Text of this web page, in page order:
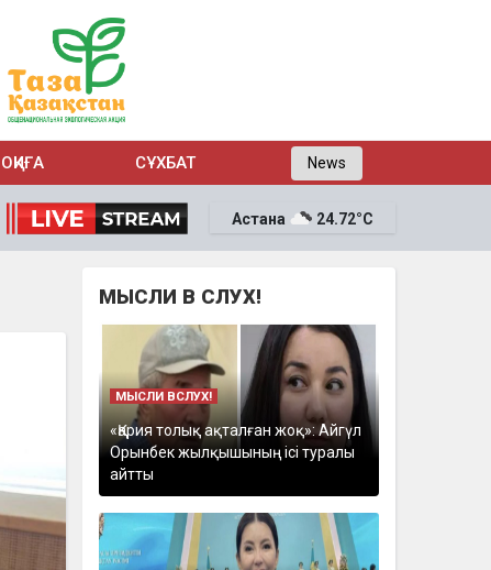
ОҚИҒА СҰХБАТ News
Астана 24.72°C
МЫСЛИ В СЛУХ!
МЫСЛИ ВСЛУХ!
«Қария толық ақталған жоқ»: Айгүл
Орынбек жылқышының ісі туралы
айтты